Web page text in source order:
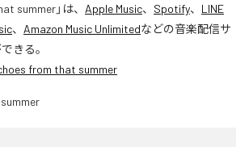
summer」は、 Apple Music、 Spotify、 LINE
、 Amazon Music Unlimitedなどの音楽配信サ
きる。
from that summer